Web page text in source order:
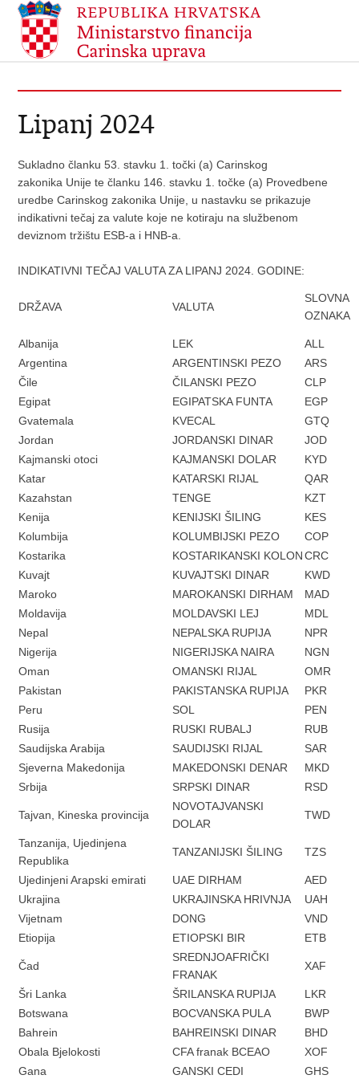
Lipanj 2024
Sukladno članku 53. stavku 1. točki (a) Carinskog
zakonika Unije te članku 146. stavku 1. točke (a) Provedbene
uredbe Carinskog zakonika Unije, u nastavku se prikazuje
indikativni tečaj za valute koje ne kotiraju na službenom
deviznom tržištu ESB-a i HNB-a.
INDIKATIVNI TEČAJ VALUTA ZA LIPANJ 2024. GODINE:
DRŽAVA VALUTA
SLOVNA
OZNAKA
Albanija LEK
ALL
Argentina
ARGENTINSKI PEZO
ARS
Čile
ČILANSKI PEZO
CLP
Egipat
EGIPATSKA FUNTA
EGP
Gvatemala
KVECAL
GTQ
Jordan
JORDANSKI DINAR
JOD
Kajmanski otoci
KAJMANSKI DOLAR
KYD
Katar
KATARSKI RIJAL
QAR
Kazahstan
TENGE
KZT
Kenija
KENIJSKI ŠILING
KES
Kolumbija
KOLUMBIJSKI PEZO
COP
Kostarika
KOSTARIKANSKI KOLON CRC
Kuvajt
KUVAJTSKI DINAR
KWD
Maroko
MAROKANSKI DIRHAM
MAD
Moldavija
MOLDAVSKI LEJ
MDL
Nepal
NEPALSKA RUPIJA
NPR
Nigerija
NIGERIJSKA NAIRA
NGN
Oman
OMANSKI RIJAL
OMR
Pakistan
PAKISTANSKA RUPIJA
PKR
Peru
SOL
PEN
Rusija
RUSKI RUBALJ
RUB
Saudijska Arabija
SAUDIJSKI RIJAL
SAR
Sjeverna Makedonija
MAKEDONSKI DENAR
MKD
Srbija
SRPSKI DINAR RSD
Tajvan, Kineska provincija
NOVOTAJVANSKI
DOLAR
TWD
Tanzanija, Ujedinjena
Republika
TANZANIJSKI ŠILING TZS
Ujedinjeni Arapski emirati UAE DIRHAM
AED
Ukrajina
UKRAJINSKA HRIVNJA
UAH
Vijetnam
DONG
VND
Etiopija
ETIOPSKI BIR ETB
Čad
SREDNJOAFRIČKI
FRANAK
XAF
Šri Lanka ŠRILANSKA RUPIJA
LKR
Botswana
BOCVANSKA PULA
BWP
Bahrein
BAHREINSKI DINAR
BHD
Obala Bjelokosti
CFA franak BCEAO
XOF
Gana
GANSKI CEDI GHS